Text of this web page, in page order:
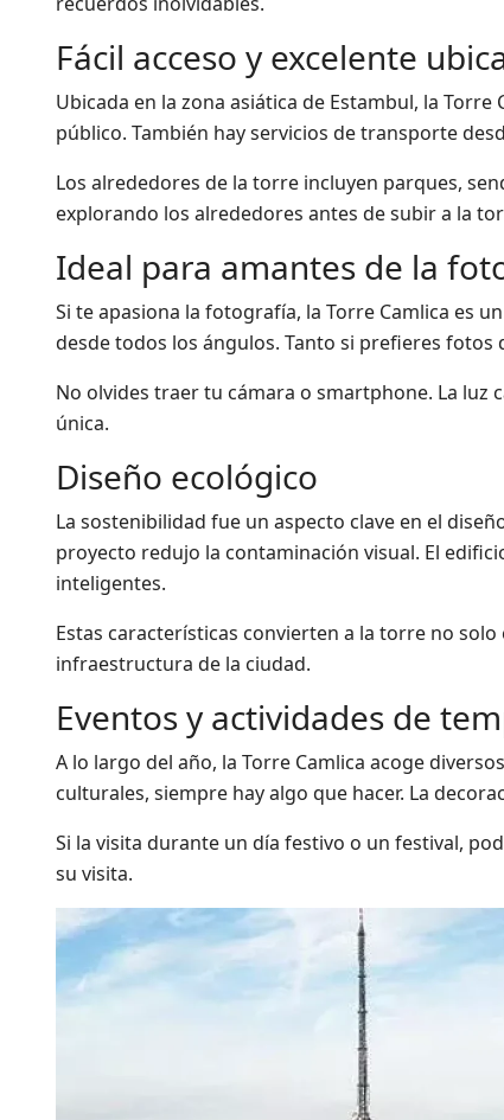
Fácil acceso y excelente
Ubicada en la zona asiática de Estambul, la
público. También hay servicios de transporte
Los alrededores de la torre incluyen parques,
explorando los alrededores antes de subir a la
Ideal para amantes de la
Si te apasiona la fotografía, la Torre Camlica es
desde todos los ángulos. Tanto si prefieres
No olvides traer tu cámara o smartphone. La luz
única.
Diseño ecológico
La sostenibilidad fue un aspecto clave en el
proyecto redujo la contaminación visual. El
inteligentes.
Estas características convierten a la torre no
infraestructura de la ciudad.
Eventos y actividades de
A lo largo del año, la Torre Camlica acoge
culturales, siempre hay algo que hacer. La
Si la visita durante un día festivo o un festival,
su visita.